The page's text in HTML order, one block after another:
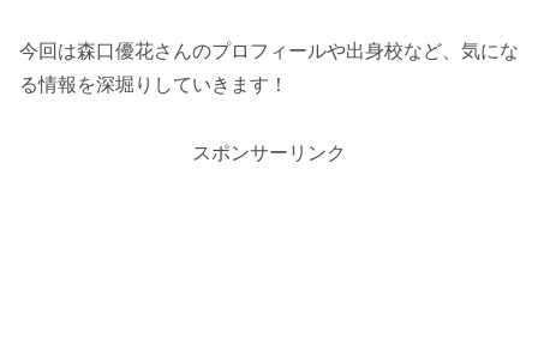
今回は森口優花さんのプロフィールや出身校など、気にな
る情報を深堀りしていきます！
スポンサーリンク